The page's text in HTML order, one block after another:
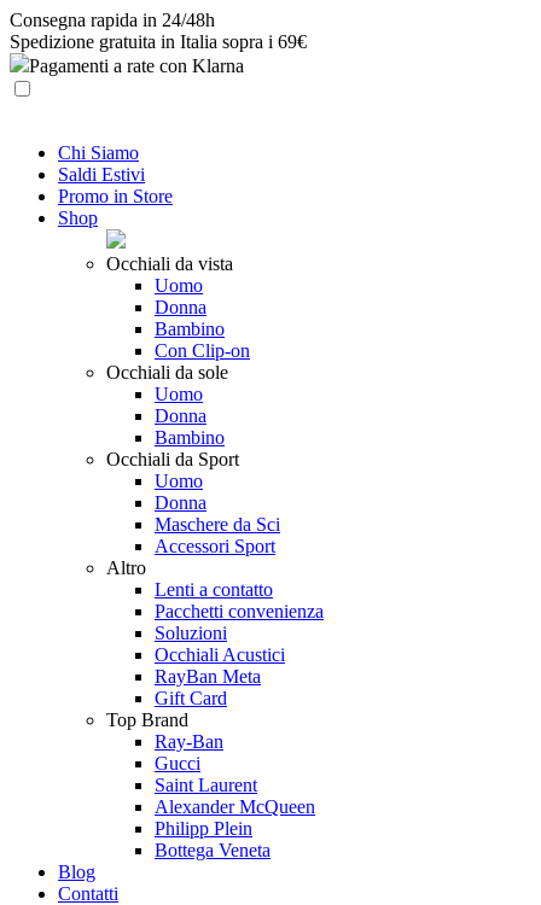
Skip
to
content
Consegna rapida in 24/48h
Spedizione gratuita in Italia sopra i 69€
Pagamenti a rate con Klarna
Chi Siamo
Saldi Estivi
Promo in Store
Shop
Occhiali da vista
Uomo
Donna
Bambino
Con Clip-on
Occhiali da sole
Uomo
Donna
Bambino
Occhiali da Sport
Uomo
Donna
Maschere da Sci
Accessori Sport
Altro
Lenti a contatto
Pacchetti convenienza
Soluzioni
Occhiali Acustici
RayBan Meta
Gift Card
Top Brand
Ray-Ban
Gucci
Saint Laurent
Alexander McQueen
Philipp Plein
Bottega Veneta
Blog
Contatti